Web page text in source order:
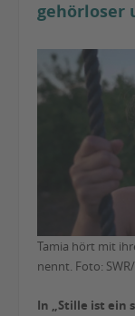
gehörloser
Tamia hört mit
nennt. Foto:
In „Stille ist ein